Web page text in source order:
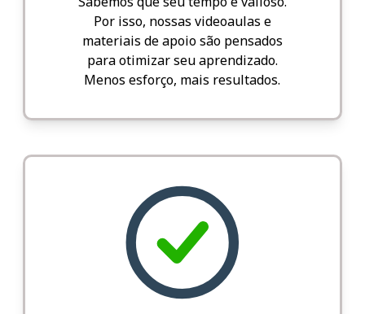
Por isso, nossas videoaulas e
materiais de apoio são pensados
para otimizar seu aprendizado.
Menos esforço, mais resultados.